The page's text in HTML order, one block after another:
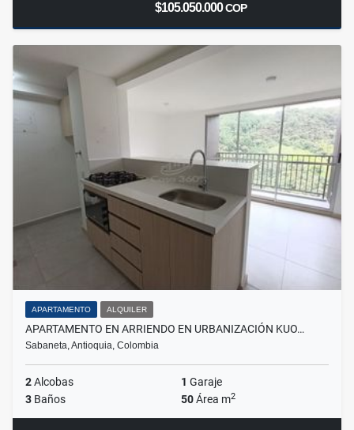
$105.050.000COP
APARTAMENTO ALQUILER
APARTAMENTO EN ARRIENDO EN URBANIZACIÓN KUO…
Sabaneta, Antioquia, Colombia
2Alcobas 1 Garaje
3 Baños 50Área m2